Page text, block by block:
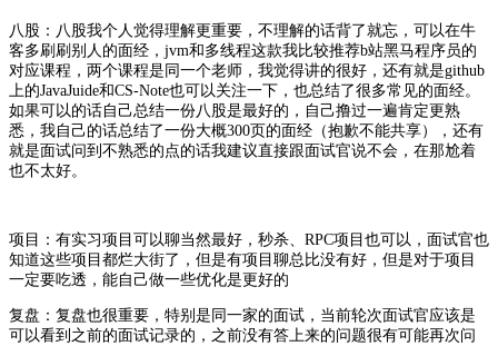
八股：八股我个人觉得理解更重要，不理解的话背了就忘，可以在牛
客多刷刷别人的面经，jvm和多线程这款我比较推荐b站黑马程序员的
对应课程，两个课程是同一个老师，我觉得讲的很好，还有就是github
上的JavaJuide和CS-Note也可以关注一下，也总结了很多常见的面经。
如果可以的话自己总结一份八股是最好的，自己撸过一遍肯定更熟
悉，我自己的话总结了一份大概300页的面经（抱歉不能共享），还有
就是面试问到不熟悉的点的话我建议直接跟面试官说不会，在那尬着
也不太好。
项目：有实习项目可以聊当然最好，秒杀、RPC项目也可以，面试官也
知道这些项目都烂大街了，但是有项目聊总比没有好，但是对于项目
一定要吃透，能自己做一些优化是更好的
复盘：复盘也很重要，特别是同一家的面试，当前轮次面试官应该是
可以看到之前的面试记录的，之前没有答上来的问题很有可能再次问